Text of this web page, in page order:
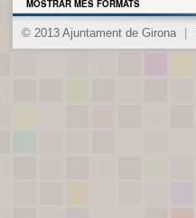
MOSTRAR MÉS FORMATS
© 2013 Ajuntament de Girona